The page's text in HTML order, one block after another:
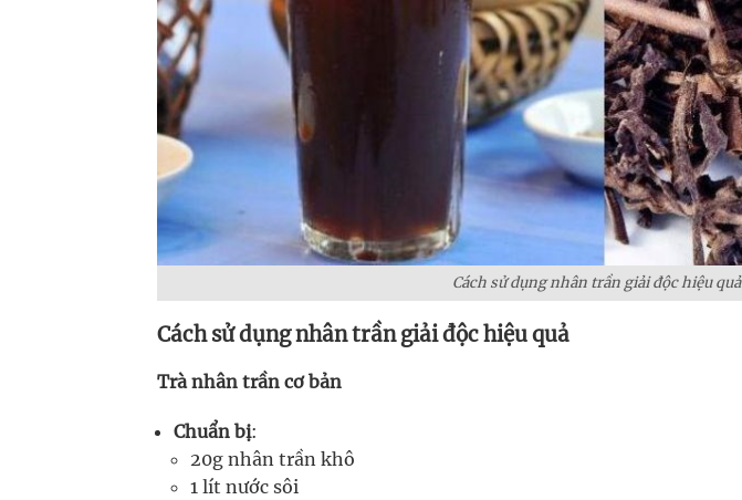
Cách sử dụng nhân trần giải độc hiệu quả
Cách sử dụng nhân trần giải độc hiệu quả
Trà nhân trần cơ bản
Chuẩn bị:
20g nhân trần khô
1 lít nước sôi